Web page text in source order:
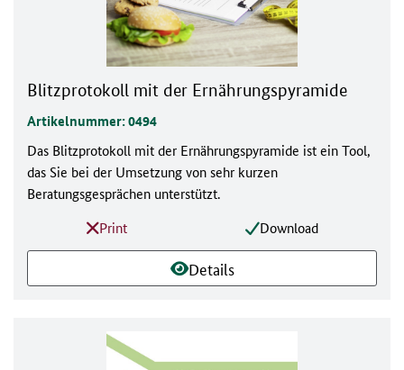
Blitzprotokoll mit der Ernährungspyramide
Artikelnummer: 0494
Das Blitzprotokoll mit der Ernährungspyramide ist ein Tool,
das Sie bei der Umsetzung von sehr kurzen
Beratungsgesprächen unterstützt.
Print
Download
Details